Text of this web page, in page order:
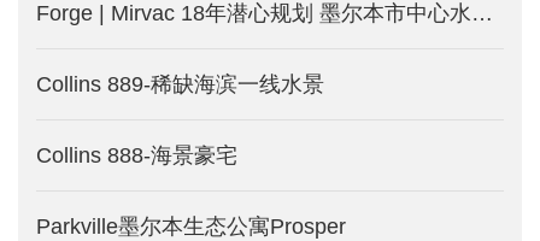
Forge | Mirvac 18年潜心规划 墨尔本市中心水滨公寓_澳洲墨尔本新楼盘发售中
Collins 889-稀缺海滨一线水景
Collins 888-海景豪宅
Parkville墨尔本生态公寓Prosper